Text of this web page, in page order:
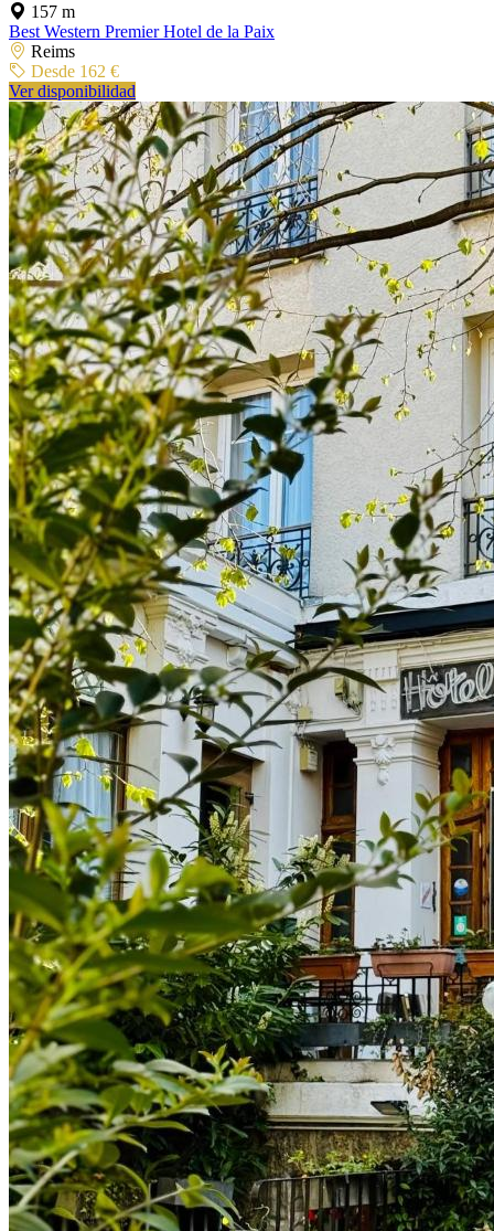
157 m
Best Western Premier Hotel de la Paix
Reims
Desde 162 €
Ver disponibilidad